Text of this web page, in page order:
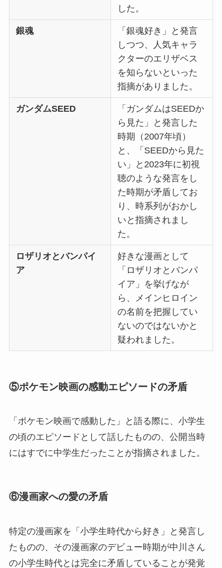
した。
銀魂
「銀魂好き」と発言
しつつ、人気キャラ
クターのエリザベス
を知らないといった
指摘がありました。
ガンダムSEED
「ガンダムはSEEDか
ら見た」と発言した
時期（2007年頃）
と、「SEEDから見た
い」と2023年に初視
聴のような発言をし
た時期が矛盾してお
り、時系列がおかし
いと指摘されまし
た。
ロザリオとバンパイ
ア
好きな漫画として
「ロザリオとバンパ
イア」を挙げなが
ら、メインヒロイン
の名前を把握してい
ないのではないかと
疑われました。
⑤ポケモン映画の感動エピソードの矛盾
「ポケモン映画で感動した」と語る際に、小学生
の頃のエピソードとして話したものの、公開当時
にはすでに中学生だったことが指摘されました。
⑥漫画家への愛の矛盾
特定の漫画家を「小学生時代から好き」と発言し
たものの、その漫画家のデビュー時期が中川さん
の小学生時代とは完全に矛盾していることが発覚